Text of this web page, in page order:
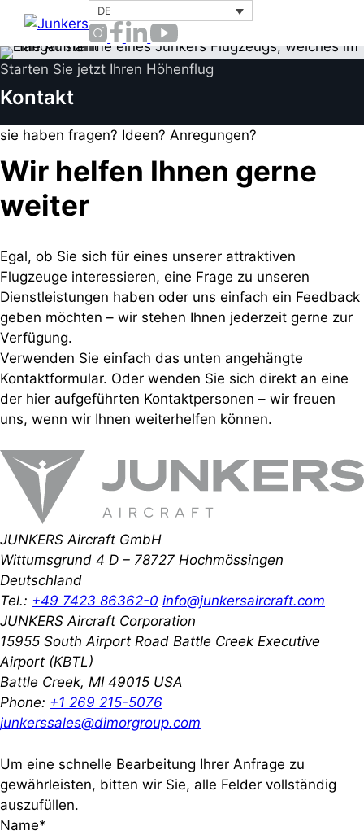
Inhalt
springen
DE
Kontakt
Starten Sie jetzt Ihren Höhenflug
Wir helfen Ihnen gerne
weiter
sie haben fragen? Ideen? Anregungen?
Egal, ob Sie sich für eines unserer attraktiven
Flugzeuge interessieren, eine Frage zu unseren
Dienstleistungen haben oder uns einfach ein Feedback
geben möchten – wir stehen Ihnen jederzeit gerne zur
Verfügung.
Verwenden Sie einfach das unten angehängte
Kontaktformular. Oder wenden Sie sich direkt an eine
der hier aufgeführten Kontaktpersonen – wir freuen
uns, wenn wir Ihnen weiterhelfen können.
JUNKERS Aircraft GmbH
Wittumsgrund 4 D – 78727 Hochmössingen
Deutschland
Tel.: +49 7423 86362-0 info@junkersaircraft.com
JUNKERS Aircraft Corporation
15955 South Airport Road Battle Creek Executive
Airport (KBTL)
Battle Creek, MI 49015 USA
Phone: +1 269 215-5076
junkerssales@dimorgroup.com
Um eine schnelle Bearbeitung Ihrer Anfrage zu
gewährleisten, bitten wir Sie, alle Felder vollständig
auszufüllen.
Name*